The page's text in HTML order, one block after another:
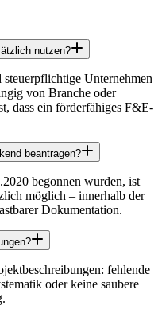
nutzen?
Unternehmen
von Branche oder
dass ein förderfähiges F&E-
beantragen?
begonnen wurden, ist
möglich – innerhalb der
Dokumentation.
fehlende
oder keine saubere